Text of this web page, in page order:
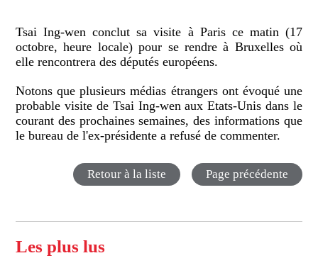
Tsai Ing-wen conclut sa visite à Paris ce matin (17
octobre, heure locale) pour se rendre à Bruxelles où
elle rencontrera des députés européens.
Notons que plusieurs médias étrangers ont évoqué une
probable visite de Tsai Ing-wen aux Etats-Unis dans le
courant des prochaines semaines, des informations que
le bureau de l'ex-présidente a refusé de commenter.
Retour à la liste Page précédente
Les plus lus